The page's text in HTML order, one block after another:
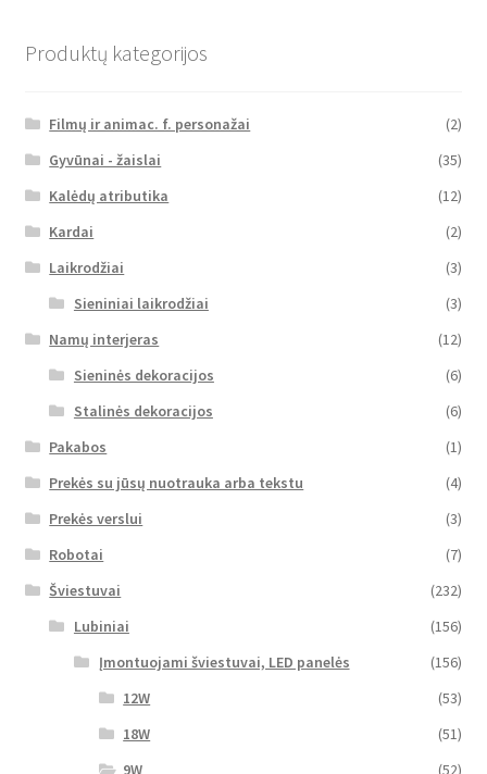
Produktų kategorijos
Filmų ir animac. f. personažai
(2)
Gyvūnai - žaislai
(35)
Kalėdų atributika
(12)
Kardai
(2)
Laikrodžiai
(3)
Sieniniai laikrodžiai
(3)
Namų interjeras
(12)
Sieninės dekoracijos
(6)
Stalinės dekoracijos
(6)
Pakabos
(1)
Prekės su jūsų nuotrauka arba tekstu
(4)
Prekės verslui
(3)
Robotai
(7)
Šviestuvai
(232)
Lubiniai
(156)
Įmontuojami šviestuvai, LED panelės
(156)
12W
(53)
18W
(51)
9W
(52)